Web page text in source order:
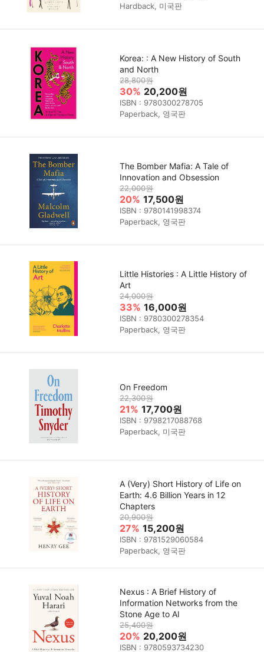
Hardback, 미국판
Korea: : A New History of South
and North
28,800원
30% 20,200원
ISBN : 9780300278705
Paperback, 영국판
The Bomber Mafia: A Tale of
Innovation and Obsession
22,000원
20% 17,500원
ISBN : 9780141998374
Paperback, 영국판
Little Histories : A Little History of
Art
24,000원
33% 16,000원
ISBN : 9780300278354
Paperback, 영국판
On Freedom
22,300원
21% 17,700원
ISBN : 9798217088768
Paperback, 미국판
A (Very) Short History of Life on
Earth: 4.6 Billion Years in 12
Chapters
20,900원
27% 15,200원
ISBN : 9781529060584
Paperback, 영국판
Nexus : A Brief History of
Information Networks from the
Stone Age to AI
25,400원
20% 20,200원
ISBN : 9780593734230